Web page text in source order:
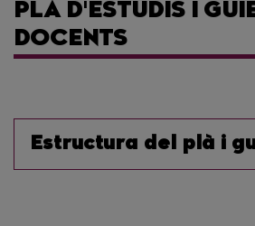
PLA D'ESTUDIS I
DOCENTS
Estructura del plà i